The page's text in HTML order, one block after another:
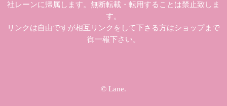
社レーンに帰属します。無断転載・転用することは禁止致しま
す。
リンクは自由ですが相互リンクをして下さる方はショップまで
御一報下さい。
© Lane.